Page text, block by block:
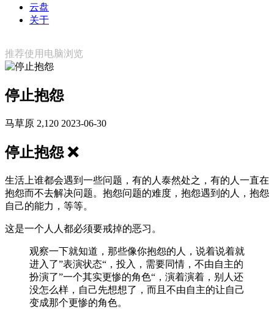
云盘
关于
推荐使用电脑浏览
停止抱怨
马草原 2,120 2023-06-30
停止抱怨 ❌
生活上谁都会遇到一些问题，有的人泰然处之，有的人一直在
抱怨而不去解决问题。抱怨问题的难度，抱怨遇到的人，抱怨
自己的能力，等等。
这是一个人人都必须要戒掉的恶习。
观察一下就知道，那些像你抱怨的人，说着说着就
进入了”表演状态“，投入，需要同情，不由自主的
扮演了”一个其实更惨的角色“，演着演着，别人还
没怎么样，自己先想想了，而且不由自主的让自己
变成那个更惨的角色。